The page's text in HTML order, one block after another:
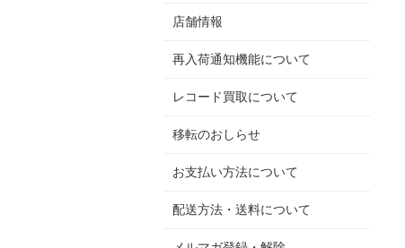
店舗情報
再入荷通知機能について
レコード買取について
移転のおしらせ
お支払い方法について
配送方法・送料について